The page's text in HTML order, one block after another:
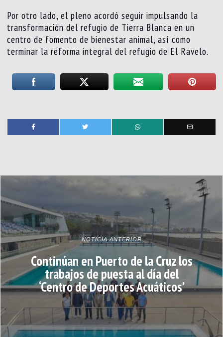
Por otro lado, el pleno acordó seguir impulsando la
transformación del refugio de Tierra Blanca en un
centro de fomento de bienestar animal, así como
terminar la reforma integral del refugio de El Ravelo.
NOTICIA ANTERIOR
Continúan en Puerto de la Cruz los
trabajos de puesta al día del
‘Centro de Deportes Acuáticos’